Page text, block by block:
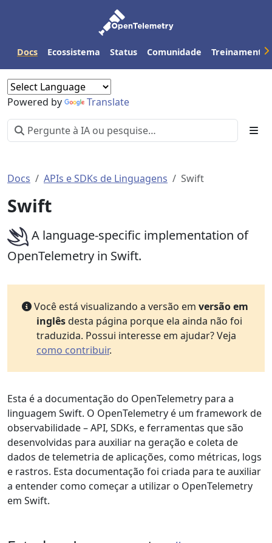
Docs Ecossistema Status Comunidade Treinamento
Powered by Translate
Docs APIs e SDKs de Linguagens Swift
Swift
A language-specific implementation of
OpenTelemetry in Swift.
Você está visualizando a versão em versão em
inglêsdesta página porque ela ainda não foi
traduzida. Possui interesse em ajudar? Veja
como contribuir.
Esta é a documentação do OpenTelemetry para a
linguagem Swift. O OpenTelemetry é um framework de
observabilidade – API, SDKs, e ferramentas que são
desenvolvidas para auxiliar na geração e coleta de
dados de telemetria de aplicações, como métricas, logs
e rastros. Esta documentação foi criada para te auxiliar
a entender como começar a utilizar o OpenTelemetry
em Swift.